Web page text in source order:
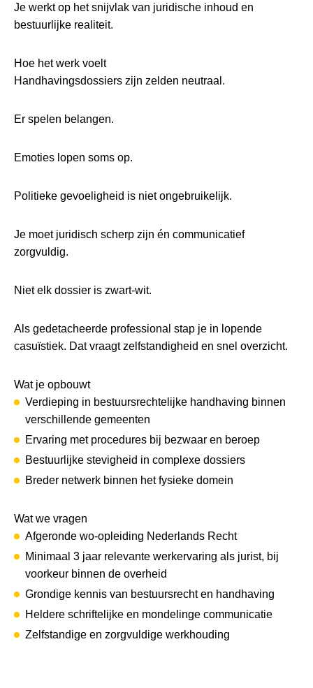
Je werkt op het snijvlak van juridische inhoud en
bestuurlijke realiteit.
Hoe het werk voelt
Handhavingsdossiers zijn zelden neutraal.
Er spelen belangen.
Emoties lopen soms op.
Politieke gevoeligheid is niet ongebruikelijk.
Je moet juridisch scherp zijn én communicatief
zorgvuldig.
Niet elk dossier is zwart-wit.
Als gedetacheerde professional stap je in lopende
casuïstiek. Dat vraagt zelfstandigheid en snel overzicht.
Wat je opbouwt
Verdieping in bestuursrechtelijke handhaving binnen
verschillende gemeenten
Ervaring met procedures bij bezwaar en beroep
Bestuurlijke stevigheid in complexe dossiers
Breder netwerk binnen het fysieke domein
Wat we vragen
Afgeronde wo-opleiding Nederlands Recht
Minimaal 3 jaar relevante werkervaring als jurist, bij
voorkeur binnen de overheid
Grondige kennis van bestuursrecht en handhaving
Heldere schriftelijke en mondelinge communicatie
Zelfstandige en zorgvuldige werkhouding